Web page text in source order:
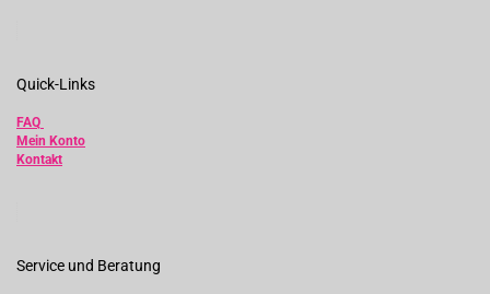
Quick-Links
FAQ
Mein Konto
Kontakt
Service und Beratung